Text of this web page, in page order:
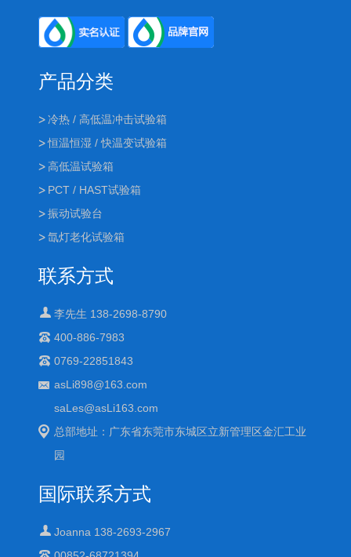
产品分类
冷热 / 高低温冲击试验箱
恒温恒湿 / 快温变试验箱
高低温试验箱
PCT / HAST试验箱
振动试验台
氙灯老化试验箱
联系方式
李先生 138-2698-8790
400-886-7983
0769-22851843
asLi898@163.com
saLes@asLi163.com
总部地址：广东省东莞市东城区立新管理区金汇工业
园
国际联系方式
Joanna 138-2693-2967